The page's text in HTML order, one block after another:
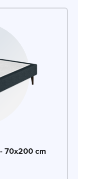
70x200 cm